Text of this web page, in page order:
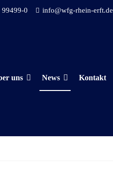
99499-0 info@wfg-rhein-erft.de
uns News Kontakt